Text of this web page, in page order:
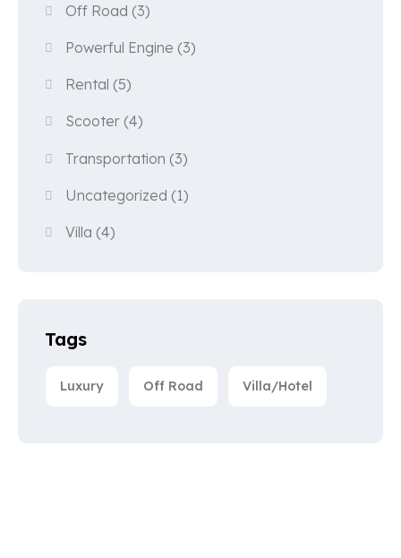
Off Road (3)
Powerful Engine (3)
Rental (5)
Scooter (4)
Transportation (3)
Uncategorized (1)
Villa (4)
Tags
Luxury Off Road Villa/Hotel